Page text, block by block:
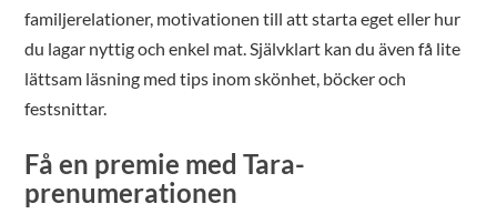
familjerelationer, motivationen till att starta eget eller hur
du lagar nyttig och enkel mat. Självklart kan du även få lite
lättsam läsning med tips inom skönhet, böcker och
festsnittar.
Få en premie med Tara-
prenumerationen